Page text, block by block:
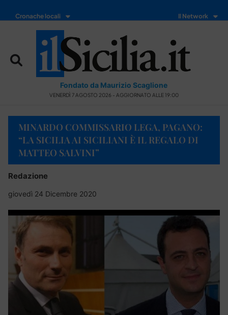
Cronache locali Il Network
Fondato da Maurizio Scaglione
VENERDÌ 7 AGOSTO 2026 - AGGIORNATO ALLE 19:00
MINARDO COMMISSARIO LEGA, PAGANO:
“LA SICILIA AI SICILIANI È IL REGALO DI
MATTEO SALVINI”
Redazione
giovedì 24 Dicembre 2020